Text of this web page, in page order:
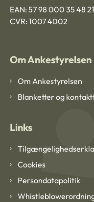
EAN: 57 98 000 35 48 21
CVR: 1007 4002
Om Ankestyrelsen
Om Ankestyrelsen
Blanketter og
Links
Cookies
Persondatapolitik